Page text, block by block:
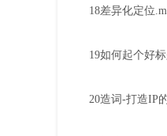
18差异化定位
19如何起个好
20造词-打造IP